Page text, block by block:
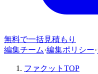
無料で一括見積もり
編集チーム·編集ポリシー·
ファクットTOP